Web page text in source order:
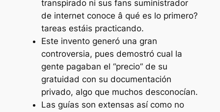
transpirado ni sus fans suministrador
de internet conoce â qué es lo primero?
tareas estáis practicando.
Este invento generó una gran
controversia, pues demostró cual la
gente pagaban el “precio” de su
gratuidad con su documentación
privado, algo que muchos desconocían.
Las guías son extensas así­ como no